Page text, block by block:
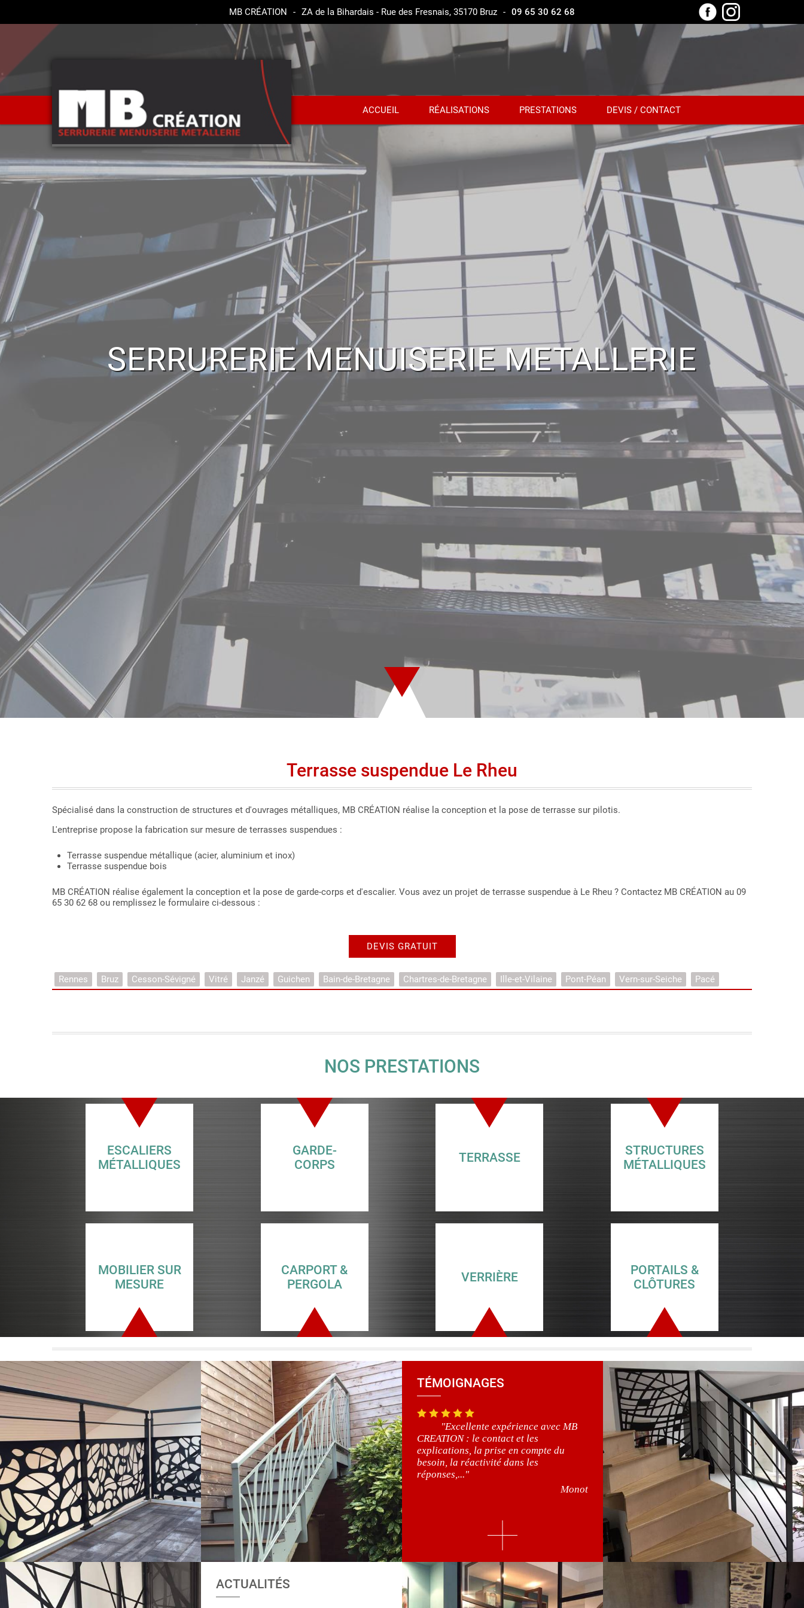
MB CRÉATION - ZA de la Bihardais - Rue des Fresnais, 35170 Bruz - 09 65 30 62 68
ACCUEIL RÉALISATIONS PRESTATIONS DEVIS / CONTACT
SERRURERIE MENUISERIE METALLERIE
Terrasse suspendue Le Rheu
Spécialisé dans la construction de structures et d'ouvrages métalliques, MB CRÉATION réalise la conception et la pose de terrasse sur pilotis.
L'entreprise propose la fabrication sur mesure de terrasses suspendues :
Terrasse suspendue métallique (acier, aluminium et inox)
Terrasse suspendue bois
MB CRÉATION réalise également la conception et la pose de garde-corps et d'escalier. Vous avez un projet de terrasse suspendue à Le Rheu ? Contactez MB CRÉATION au 09
65 30 62 68 ou remplissez le formulaire ci-dessous :
DEVIS GRATUIT
Rennes Bruz Cesson-Sévigné Vitré Janzé Guichen Bain-de-Bretagne Chartres-de-Bretagne Ille-et-Vilaine Pont-Péan Vern-sur-Seiche Pacé
NOS PRESTATIONS
ESCALIERS
MÉTALLIQUES
GARDE-
CORPS
TERRASSE
STRUCTURES
MÉTALLIQUES
MOBILIER SUR
MESURE
CARPORT &
PERGOLA
VERRIÈRE
PORTAILS &
CLÔTURES
TÉMOIGNAGES
"Excellente expérience avec MB
CREATION : le contact et les
explications, la prise en compte du
besoin, la réactivité dans les
réponses,..."
Monot
ACTUALITÉS